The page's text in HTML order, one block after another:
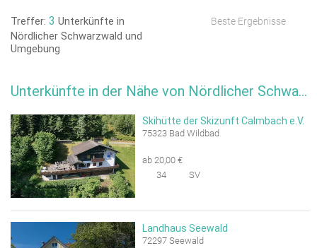
Treffer: 3 Unterkünfte in
Nördlicher Schwarzwald und
Umgebung
Beste Ergebnisse
Unterkünfte in der Nähe von Nördlicher Schwarzwald
Skihütte der Skizunft Calmbach e.V.
75323 Bad Wildbad
ab 20,00 €
34
SV
Landhaus Seewald
72297 Seewald